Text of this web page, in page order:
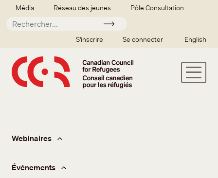
Aller au contenu principal
Secondary menu
Média Réseau des jeunes Pôle Consultation
Soumettre
SSO user menu
S'inscrire Se connecter English
Webinaires
Événements